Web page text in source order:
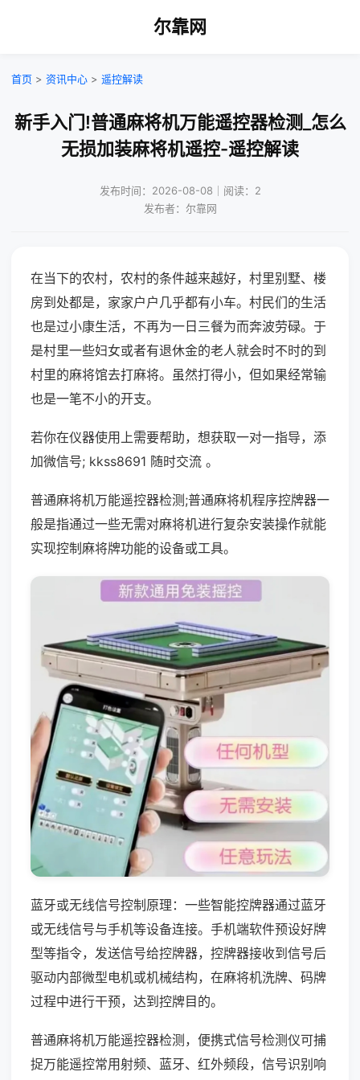
尔靠网
首页 > 资讯中心 > 遥控解读
新手入门!普通麻将机万能遥控器检测_怎么
无损加装麻将机遥控-遥控解读
发布时间：2026-08-08｜阅读：2
发布者：尔靠网
在当下的农村，农村的条件越来越好，村里别墅、楼
房到处都是，家家户户几乎都有小车。村民们的生活
也是过小康生活，不再为一日三餐为而奔波劳碌。于
是村里一些妇女或者有退休金的老人就会时不时的到
村里的麻将馆去打麻将。虽然打得小，但如果经常输
也是一笔不小的开支。
若你在仪器使用上需要帮助，想获取一对一指导，添
加微信号; kkss8691 随时交流 。
普通麻将机万能遥控器检测;普通麻将机程序控牌器一
般是指通过一些无需对麻将机进行复杂安装操作就能
实现控制麻将牌功能的设备或工具。
蓝牙或无线信号控制原理：一些智能控牌器通过蓝牙
或无线信号与手机等设备连接。手机端软件预设好牌
型等指令，发送信号给控牌器，控牌器接收到信号后
驱动内部微型电机或机械结构，在麻将机洗牌、码牌
过程中进行干预，达到控牌目的。
普通麻将机万能遥控器检测，便携式信号检测仪可捕
捉万能遥控常用射频、蓝牙、红外频段，信号识别响